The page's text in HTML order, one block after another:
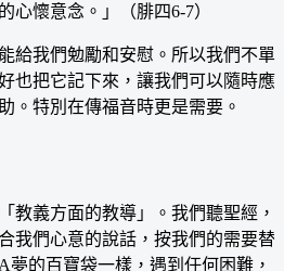
心懷意念。」（腓四6-7）
我們勉勵和安慰。所以我們不單
也把它記下來，讓我們可以隨時應
。特別在傳福音時更是需要。
義方面的教導」。我們聽聖經，
我們心意的說話，按我們的需要替
的百寶袋一樣，遇到任何困難，